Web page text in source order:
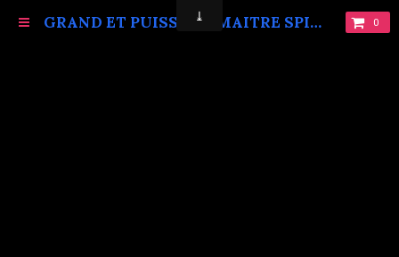
GRAND ET PUISSANT MAITRE SPIRITUEL MARABOUT VAUDOU KOKOUVI.TEL: +229 68619086. 0